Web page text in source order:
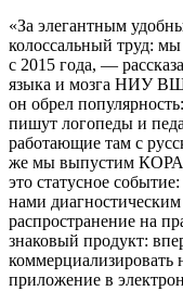
«За элегантным
колоссальный труд:
с 2015 года, —
языка и мозга НИУ
он обрел
пишут логопеды и
работающие там с
же мы выпустим
это статусное
нами
распространение на
знаковый продукт:
коммерциализировать
приложение в